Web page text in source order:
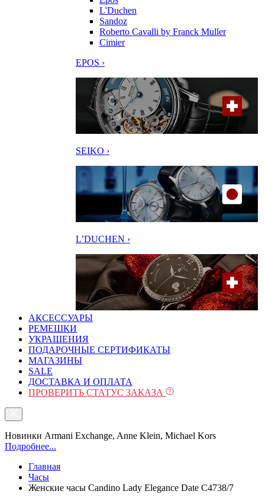
L'Duchen
Sandoz
Roberto Cavalli by Franck Muller
Cimier
EPOS ›
SEIKO ›
L’DUCHEN ›
АКСЕССУАРЫ
РЕМЕШКИ
УКРАШЕНИЯ
ПОДАРОЧНЫЕ СЕРТИФИКАТЫ
МАГАЗИНЫ
SALE
ДОСТАВКА И ОПЛАТА
ПРОВЕРИТЬ СТАТУС ЗАКАЗА
Новинки Armani Exchange, Anne Klein, Michael Kors
Подробнее...
Главная
Часы
Женские часы Candino Lady Elegance Date C4738/7